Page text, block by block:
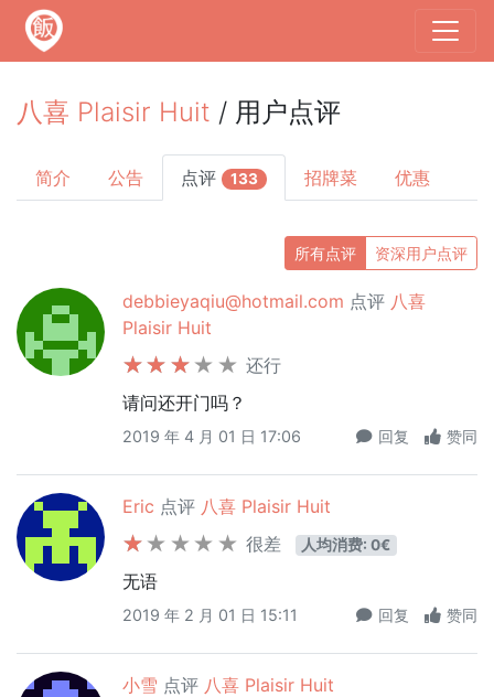
八喜 Plaisir Huit / 用户点评
简介 公告 点评 133 招牌菜 优惠
所有点评 资深用户点评
debbieyaqiu@hotmail.com 点评 八喜
Plaisir Huit
还行
请问还开门吗？
2019 年 4 月 01 日 17:06 回复 赞同
Eric 点评 八喜 Plaisir Huit
很差
人均消费: 0€
无语
2019 年 2 月 01 日 15:11 回复 赞同
小雪 点评 八喜 Plaisir Huit